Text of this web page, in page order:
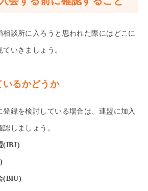
相談所に入ろうと思われた際にはどこに
いきましょう。
いるかどうか
録を検討している場合は、連盟に加入
しましょう。
(IBJ)
(BIU)